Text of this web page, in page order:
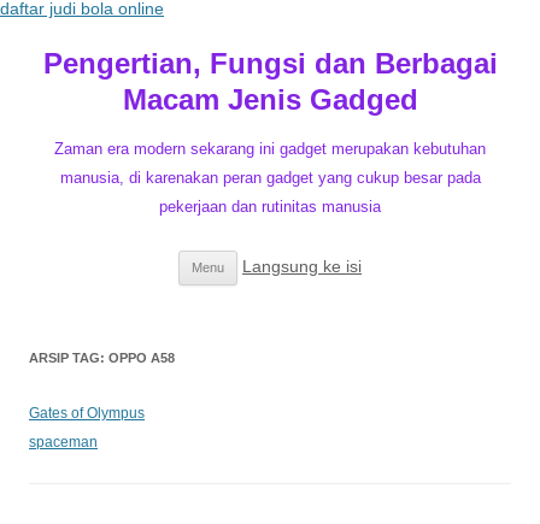
daftar judi bola online
Pengertian, Fungsi dan Berbagai
Macam Jenis Gadged
Zaman era modern sekarang ini gadget merupakan kebutuhan
manusia, di karenakan peran gadget yang cukup besar pada
pekerjaan dan rutinitas manusia
Menu Langsung ke isi
ARSIP TAG: OPPO A58
Gates of Olympus
spaceman